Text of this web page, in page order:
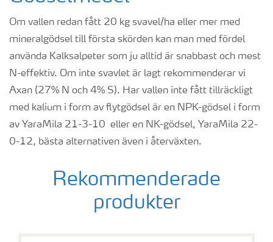
Om vallen redan fått 20 kg svavel/ha eller mer med
mineralgödsel till första skörden kan man med fördel
använda Kalksalpeter som ju alltid är snabbast och mest
N-effektiv. Om inte svavlet är lagt rekommenderar vi
Axan (27% N och 4% S). Har vallen inte fått tillräckligt
med kalium i form av flytgödsel är en NPK-gödsel i form
av YaraMila 21-3-10 eller en NK-gödsel, YaraMila 22-
0-12, bästa alternativen även i återväxten.
Rekommenderade
produkter